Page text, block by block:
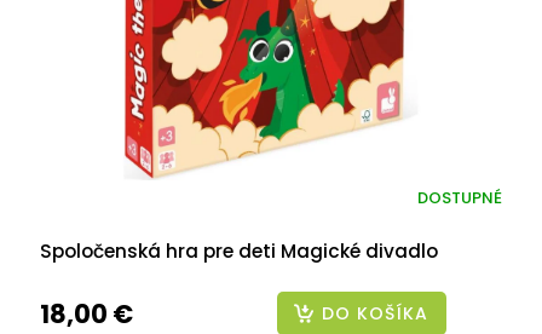
Spoločenská hra pre deti Magické divadlo
DOSTUPNÉ
18,00 € DO KOŠÍKA